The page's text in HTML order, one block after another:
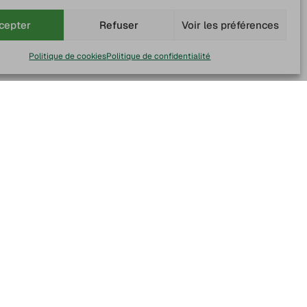
Refuser Voir les préférences
Politique de cookiesPolitique de confidentialité